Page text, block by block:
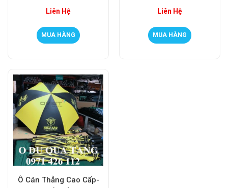
Liên Hệ
MUA HÀNG
Liên Hệ
MUA HÀNG
Ô Cán Thẳng Cao Cấp-